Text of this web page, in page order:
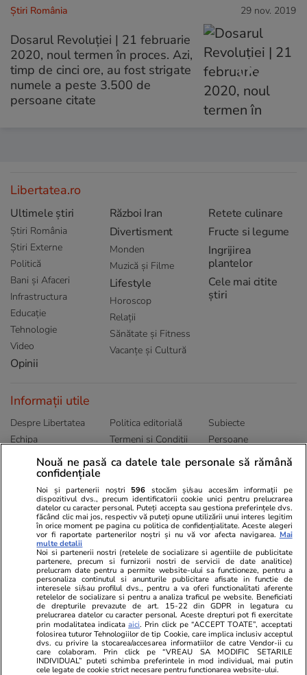
Știri România 29 nov. 2019
Dosarul Revoluţiei | 21 februarie
2020, noul termen în proces. Azi,
timp de cinci ore, au fost strigate
numele a peste 3.500 de
persoane citate
Libertatea.ro
Ultimele știri
Știri România
Știri Externe
Politică
Bani și Afaceri
Infrastructura
Educație
Tehnologie
Video
Opinii
Război Iran
Divertisment
Monden
Muzică și Filme
Lifestyle
Horoscop
Relații
Sănătate și Fitness
Vacanțe și Cultură
Retete culinare
Fructe si legume
Ingrijirea
plantelor
Cele mai citite
știri
Informații utile
Despre Libertatea
Echipa
Publicitate
Politica de
Politica editorială
Termeni și Conditii
Abonamente
Subiecte
Persoane
Sitemap
Ringier România
Libertatea pentru
Unica.ro
Program TV
Avantaje
ELLE
Gazeta Sporturilor
Stiri mondene
Calculator sarcina
Ajută Copiii
Locuri de muncă
Imobiliare.ro
Jobradar24
Imoradar24
Colecții Libertatea
Pariază responsabil! Decizia ONJN nr. 821/25.09.2025.
Jocurile de noroc sunt interzise minorilor.
Nouă ne pasă ca datele tale personale să rămână
confidențiale
Noi și partenerii noștri 596 stocăm și/sau accesăm informații pe
dispozitivul dvs., precum identificatorii cookie unici pentru prelucrarea
datelor cu caracter personal. Puteți accepta sau gestiona preferințele dvs.
făcând clic mai jos, respectiv vă puteți opune utilizării unui interes legitim
în orice moment pe pagina cu politica de confidențialitate. Aceste alegeri
vor fi raportate partenerilor noștri și nu vă vor afecta navigarea. Mai
multe detalii
Noi si partenerii nostri (retelele de socializare si agentiile de publicitate
partenere, precum si furnizorii nostri de servicii de date analitice)
prelucram date pentru a permite website-ului sa functioneze, pentru a
personaliza continutul si anunturile publicitare afisate in functie de
interesele si/sau profilul dvs., pentru a va oferi functionalitati aferente
retelelor de socializare si pentru a analiza traficul pe website. Beneficiati
de drepturile prevazute de art. 15-22 din GDPR in legatura cu
prelucrarea datelor cu caracter personal. Aceste drepturi pot fi exercitate
prin modalitatea indicataaici. Prin click pe “ACCEPT TOATE”, acceptati
folosirea tuturor Tehnologiilor de tip Cookie, care implica inclusiv acceptul
dvs. cu privire la stocarea/accesarea informatiilor de catre Vendor-ii cu
care colaboram. Prin click pe “VREAU SA MODIFIC SETARILE
INDIVIDUAL” puteti schimba preferintele in mod individual, mai putin
cele legate de cookie strict necesare pentru functionarea website-ului.